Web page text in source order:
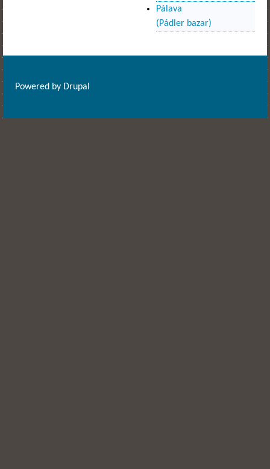
Pálava
(Pádler bazar)
Powered by Drupal